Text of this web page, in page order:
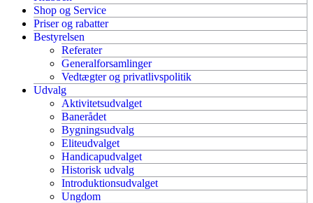
Shop og Service
Priser og rabatter
Bestyrelsen
Referater
Generalforsamlinger
Vedtægter og privatlivspolitik
Udvalg
Aktivitetsudvalget
Banerådet
Bygningsudvalg
Eliteudvalget
Handicapudvalget
Historisk udvalg
Introduktionsudvalget
Ungdom